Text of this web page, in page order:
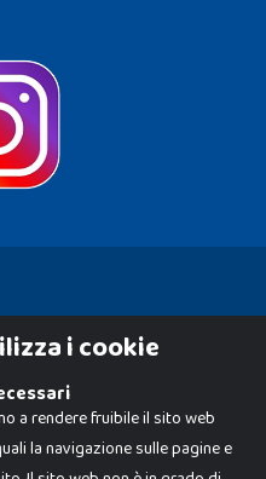
i cookie
a rendere fruibile il sito web
la navigazione sulle pagine e